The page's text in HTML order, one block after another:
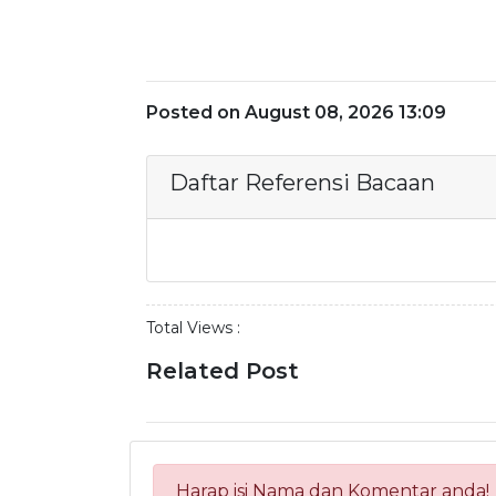
Posted on August 08, 2026 13:09
Daftar Referensi Bacaan
Total Views :
Related Post
Harap isi Nama dan Komentar anda!